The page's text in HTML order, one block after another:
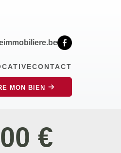
CONTACT
MON BIEN
€